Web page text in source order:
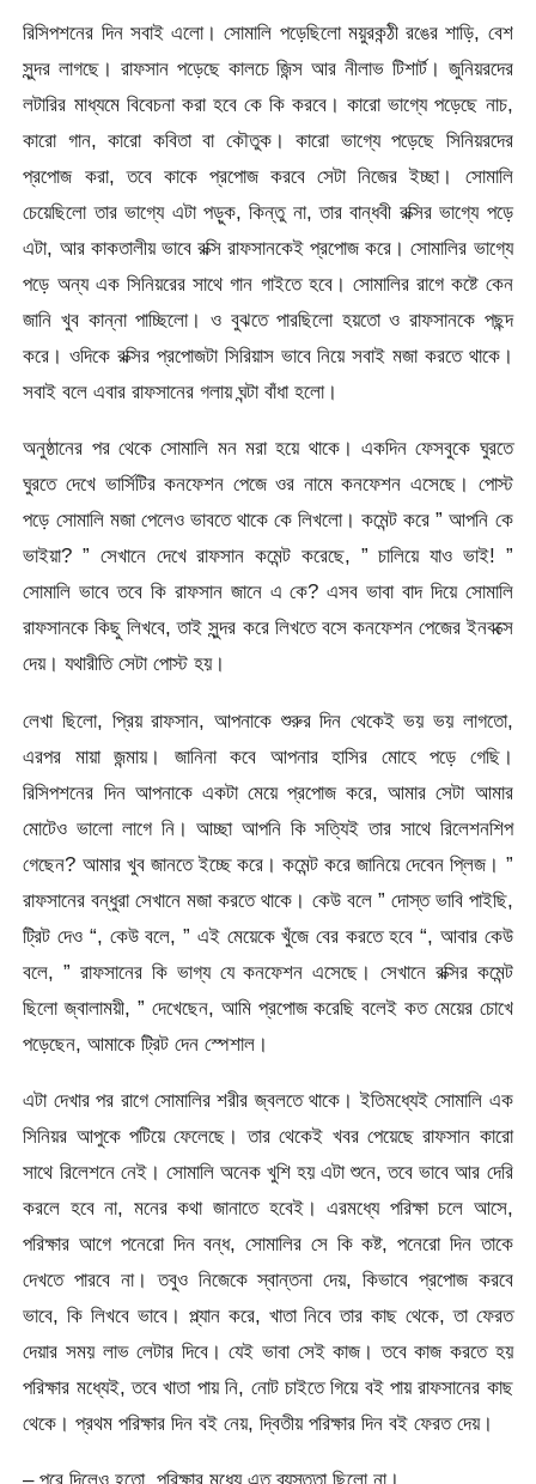
রিসিপশনের দিন সবাই এলো। সোমালি পড়েছিলো ময়ুরকন্ঠী রঙের শাড়ি, বেশ
সুন্দর লাগছে। রাফসান পড়েছে কালচে জিন্স আর নীলাভ টিশার্ট। জুনিয়রদের
লটারির মাধ্যমে বিবেচনা করা হবে কে কি করবে। কারো ভাগ্যে পড়েছে নাচ,
কারো গান, কারো কবিতা বা কৌতুক। কারো ভাগ্যে পড়েছে সিনিয়রদের
প্রপোজ করা, তবে কাকে প্রপোজ করবে সেটা নিজের ইচ্ছা। সোমালি
চেয়েছিলো তার ভাগ্যে এটা পড়ুক, কিন্তু না, তার বান্ধবী রক্সির ভাগ্যে পড়ে
এটা, আর কাকতালীয় ভাবে রক্সি রাফসানকেই প্রপোজ করে। সোমালির ভাগ্যে
পড়ে অন্য এক সিনিয়রের সাথে গান গাইতে হবে। সোমালির রাগে কষ্টে কেন
জানি খুব কান্না পাচ্ছিলো। ও বুঝতে পারছিলো হয়তো ও রাফসানকে পছন্দ
করে। ওদিকে রক্সির প্রপোজটা সিরিয়াস ভাবে নিয়ে সবাই মজা করতে থাকে।
সবাই বলে এবার রাফসানের গলায় ঘন্টা বাঁধা হলো।
অনুষ্ঠানের পর থেকে সোমালি মন মরা হয়ে থাকে। একদিন ফেসবুকে ঘুরতে
ঘুরতে দেখে ভার্সিটির কনফেশন পেজে ওর নামে কনফেশন এসেছে। পোস্ট
পড়ে সোমালি মজা পেলেও ভাবতে থাকে কে লিখলো। কমেন্ট করে ” আপনি কে
ভাইয়া? ” সেখানে দেখে রাফসান কমেন্ট করেছে, ” চালিয়ে যাও ভাই! ”
সোমালি ভাবে তবে কি রাফসান জানে এ কে? এসব ভাবা বাদ দিয়ে সোমালি
রাফসানকে কিছু লিখবে, তাই সুন্দর করে লিখতে বসে কনফেশন পেজের ইনবক্সে
দেয়। যথারীতি সেটা পোস্ট হয়।
লেখা ছিলো, প্রিয় রাফসান, আপনাকে শুরুর দিন থেকেই ভয় ভয় লাগতো,
এরপর মায়া জন্মায়। জানিনা কবে আপনার হাসির মোহে পড়ে গেছি।
রিসিপশনের দিন আপনাকে একটা মেয়ে প্রপোজ করে, আমার সেটা আমার
মোটেও ভালো লাগে নি। আচ্ছা আপনি কি সত্যিই তার সাথে রিলেশনশিপ
গেছেন? আমার খুব জানতে ইচ্ছে করে। কমেন্ট করে জানিয়ে দেবেন প্লিজ। ”
রাফসানের বন্ধুরা সেখানে মজা করতে থাকে। কেউ বলে ” দোস্ত ভাবি পাইছি,
ট্রিট দেও “, কেউ বলে, ” এই মেয়েকে খুঁজে বের করতে হবে “, আবার কেউ
বলে, ” রাফসানের কি ভাগ্য যে কনফেশন এসেছে। সেখানে রক্সির কমেন্ট
ছিলো জ্বালাময়ী, ” দেখেছেন, আমি প্রপোজ করেছি বলেই কত মেয়ের চোখে
পড়েছেন, আমাকে ট্রিট দেন স্পেশাল।
এটা দেখার পর রাগে সোমালির শরীর জ্বলতে থাকে। ইতিমধ্যেই সোমালি এক
সিনিয়র আপুকে পটিয়ে ফেলেছে। তার থেকেই খবর পেয়েছে রাফসান কারো
সাথে রিলেশনে নেই। সোমালি অনেক খুশি হয় এটা শুনে, তবে ভাবে আর দেরি
করলে হবে না, মনের কথা জানাতে হবেই। এরমধ্যে পরিক্ষা চলে আসে,
পরিক্ষার আগে পনেরো দিন বন্ধ, সোমালির সে কি কষ্ট, পনেরো দিন তাকে
দেখতে পারবে না। তবুও নিজেকে স্বান্তনা দেয়, কিভাবে প্রপোজ করবে
ভাবে, কি লিখবে ভাবে। প্ল্যান করে, খাতা নিবে তার কাছ থেকে, তা ফেরত
দেয়ার সময় লাভ লেটার দিবে। যেই ভাবা সেই কাজ। তবে কাজ করতে হয়
পরিক্ষার মধ্যেই, তবে খাতা পায় নি, নোট চাইতে গিয়ে বই পায় রাফসানের কাছ
থেকে। প্রথম পরিক্ষার দিন বই নেয়, দ্বিতীয় পরিক্ষার দিন বই ফেরত দেয়।